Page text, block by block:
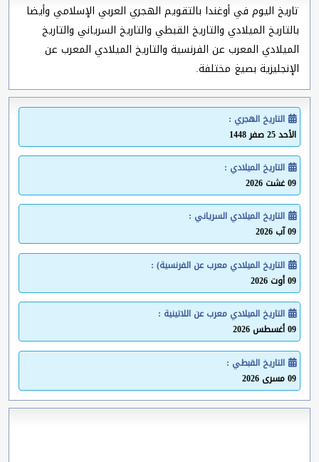
تاريخ اليوم في أوغندا بالتقويم الهجري العربي الإسلامي وأيضا
بالتاريخ الميلادي والتاريخ القبطي والتاريخ السرياني والتاريخ
الميلادي المعرب عن الفرنسية والتاريخ الميلادي المعرب عن
الإنجليزية بصيغ مختلفة.
التاريخ الهجري :
الأحد 25 صفر 1448
التاريخ الميلادي :
09 غشت 2026
التاريخ الميلادي السرياني :
09 آب 2026
التاريخ الميلادي معرب عن الفرنسية) :
09 أوت 2026
التاريخ الميلادي معرب عن اللاتينية :
09 أغسطس 2026
التاريخ القبطي :
09 مسرى 2026